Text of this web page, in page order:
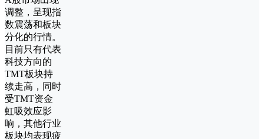
调整，呈现指
数震荡和板块
分化的行情。
目前只有代表
科技方向的
TMT板块持
续走高，同时
受TMT资金
虹吸效应影
响，其他行业
板块均表现疲